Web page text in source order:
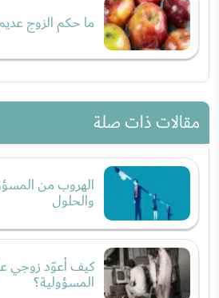
ما حكم الزوج
مقالات ذات صلة
الهروب من
والحلول
كيف أعوّد زوجي
المسؤولية؟